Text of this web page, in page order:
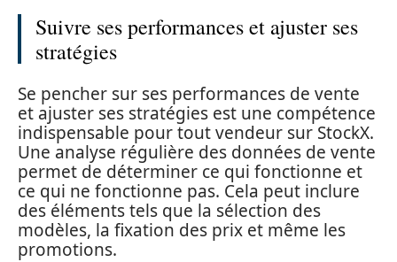
Suivre ses performances et ajuster ses
stratégies
Se pencher sur ses performances de vente
et ajuster ses stratégies est une compétence
indispensable pour tout vendeur sur StockX.
Une analyse régulière des données de vente
permet de déterminer ce qui fonctionne et
ce qui ne fonctionne pas. Cela peut inclure
des éléments tels que la sélection des
modèles, la fixation des prix et même les
promotions.